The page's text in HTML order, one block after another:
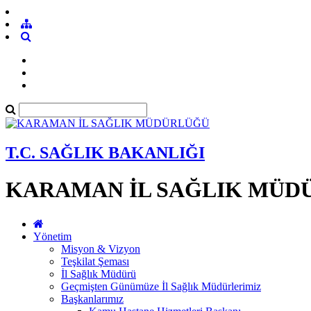
T.C. SAĞLIK BAKANLIĞI
KARAMAN İL SAĞLIK
Yönetim
Misyon & Vizyon
Teşkilat Şeması
İl Sağlık Müdürü
Geçmişten Günümüze İl Sağlık Müdürlerimiz
Başkanlarımız